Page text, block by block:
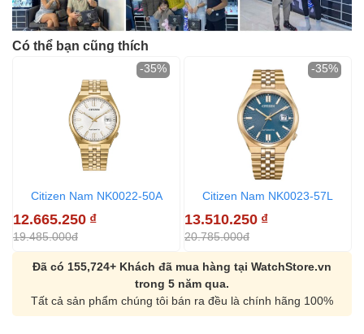
Có thể bạn cũng thích
Citizen Nam NK0022-50A
12.665.250 ₫
19.485.000đ
-35%
Citizen Nam NK0023-57L
13.510.250 ₫
20.785.000đ
-35%
Đã có 155,724+ Khách đã mua hàng tại WatchStore.vn
trong 5 năm qua.
Tất cả sản phẩm chúng tôi bán ra đều là chính hãng 100%